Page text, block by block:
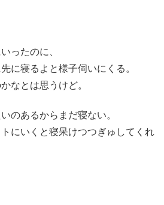
ったのに、
に寝るよと様子伺いにくる。
なとは思うけど。
のあるからまだ寝ない。
にいくと寝呆けつつぎゅしてくれ